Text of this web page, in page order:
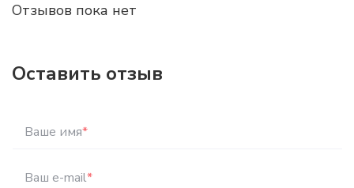
Отзывов пока нет
Оставить отзыв
Ваше имя*
Ваш e-mail*